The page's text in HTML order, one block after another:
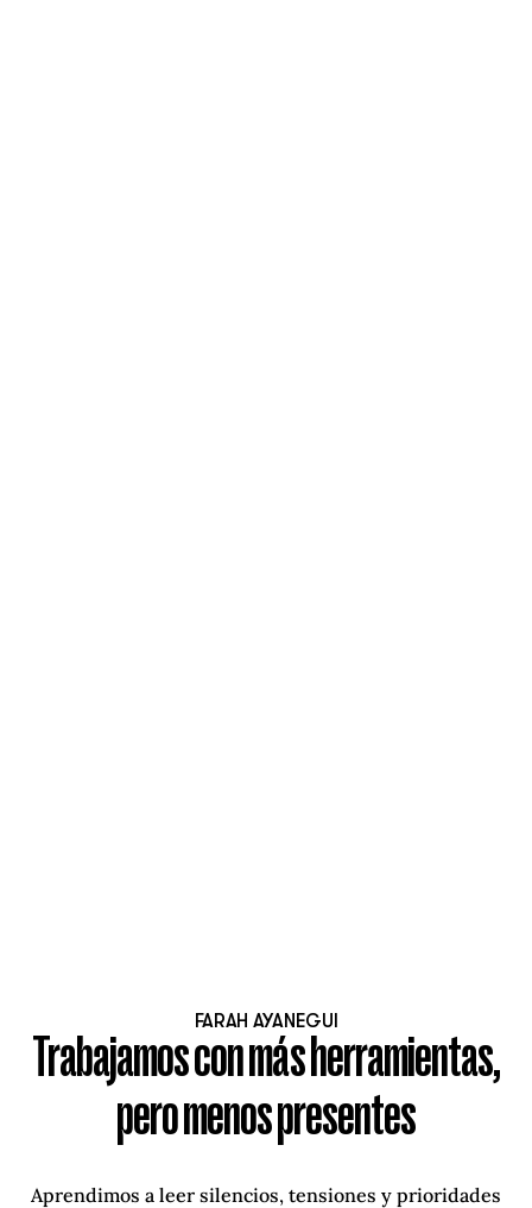
FARAH AYANEGUI
Trabajamos con más herramientas,
pero menos presentes
Aprendimos a leer silencios, tensiones y prioridades